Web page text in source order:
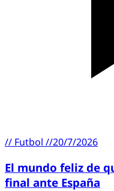
// Futbol //20/7/2026
El mundo feliz de
final ante España